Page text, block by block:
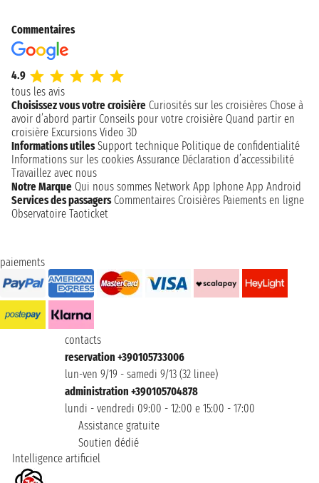
Commentaires
4.9
tous les avis
Choisissez vous votre croisière Curiosités sur les croisières Chose à
avoir d’abord partir Conseils pour votre croisière Quand partir en
croisière Excursions Video 3D
Informations utiles Support technique Politique de confidentialité
Informations sur les cookies Assurance Déclaration d’accessibilité
Travaillez avec nous
Notre Marque Qui nous sommes Network App Iphone App Android
Services des passagers Commentaires Croisières Paiements en ligne
Observatoire Taoticket
paiements
contacts
reservation +390105733006
lun-ven 9/19 - samedi 9/13 (32 linee)
administration +390105704878
lundi - vendredi 09:00 - 12:00 e 15:00 - 17:00
Assistance gratuite
Soutien dédié
Intelligence artificiel